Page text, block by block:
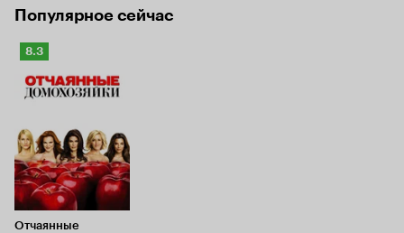
Популярное сейчас
Рейтинг
8.3
8.3
Отчаянные